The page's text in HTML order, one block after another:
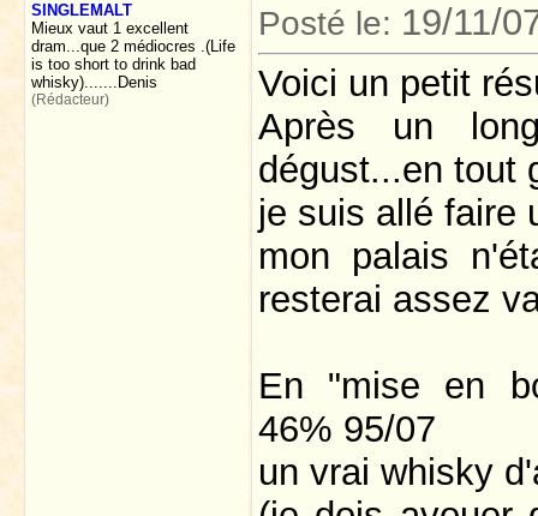
SINGLEMALT
Mieux vaut 1 excellent
dram...que 2 médiocres .(Life
is too short to drink bad
whisky).......Denis
(Rédacteur)
Posté le: 19/11/
Voici un petit
Après un
dégust...en tout
je suis allé faire
mon palais
resterai assez
En "mise en
46% 95/07
un vrai whisky